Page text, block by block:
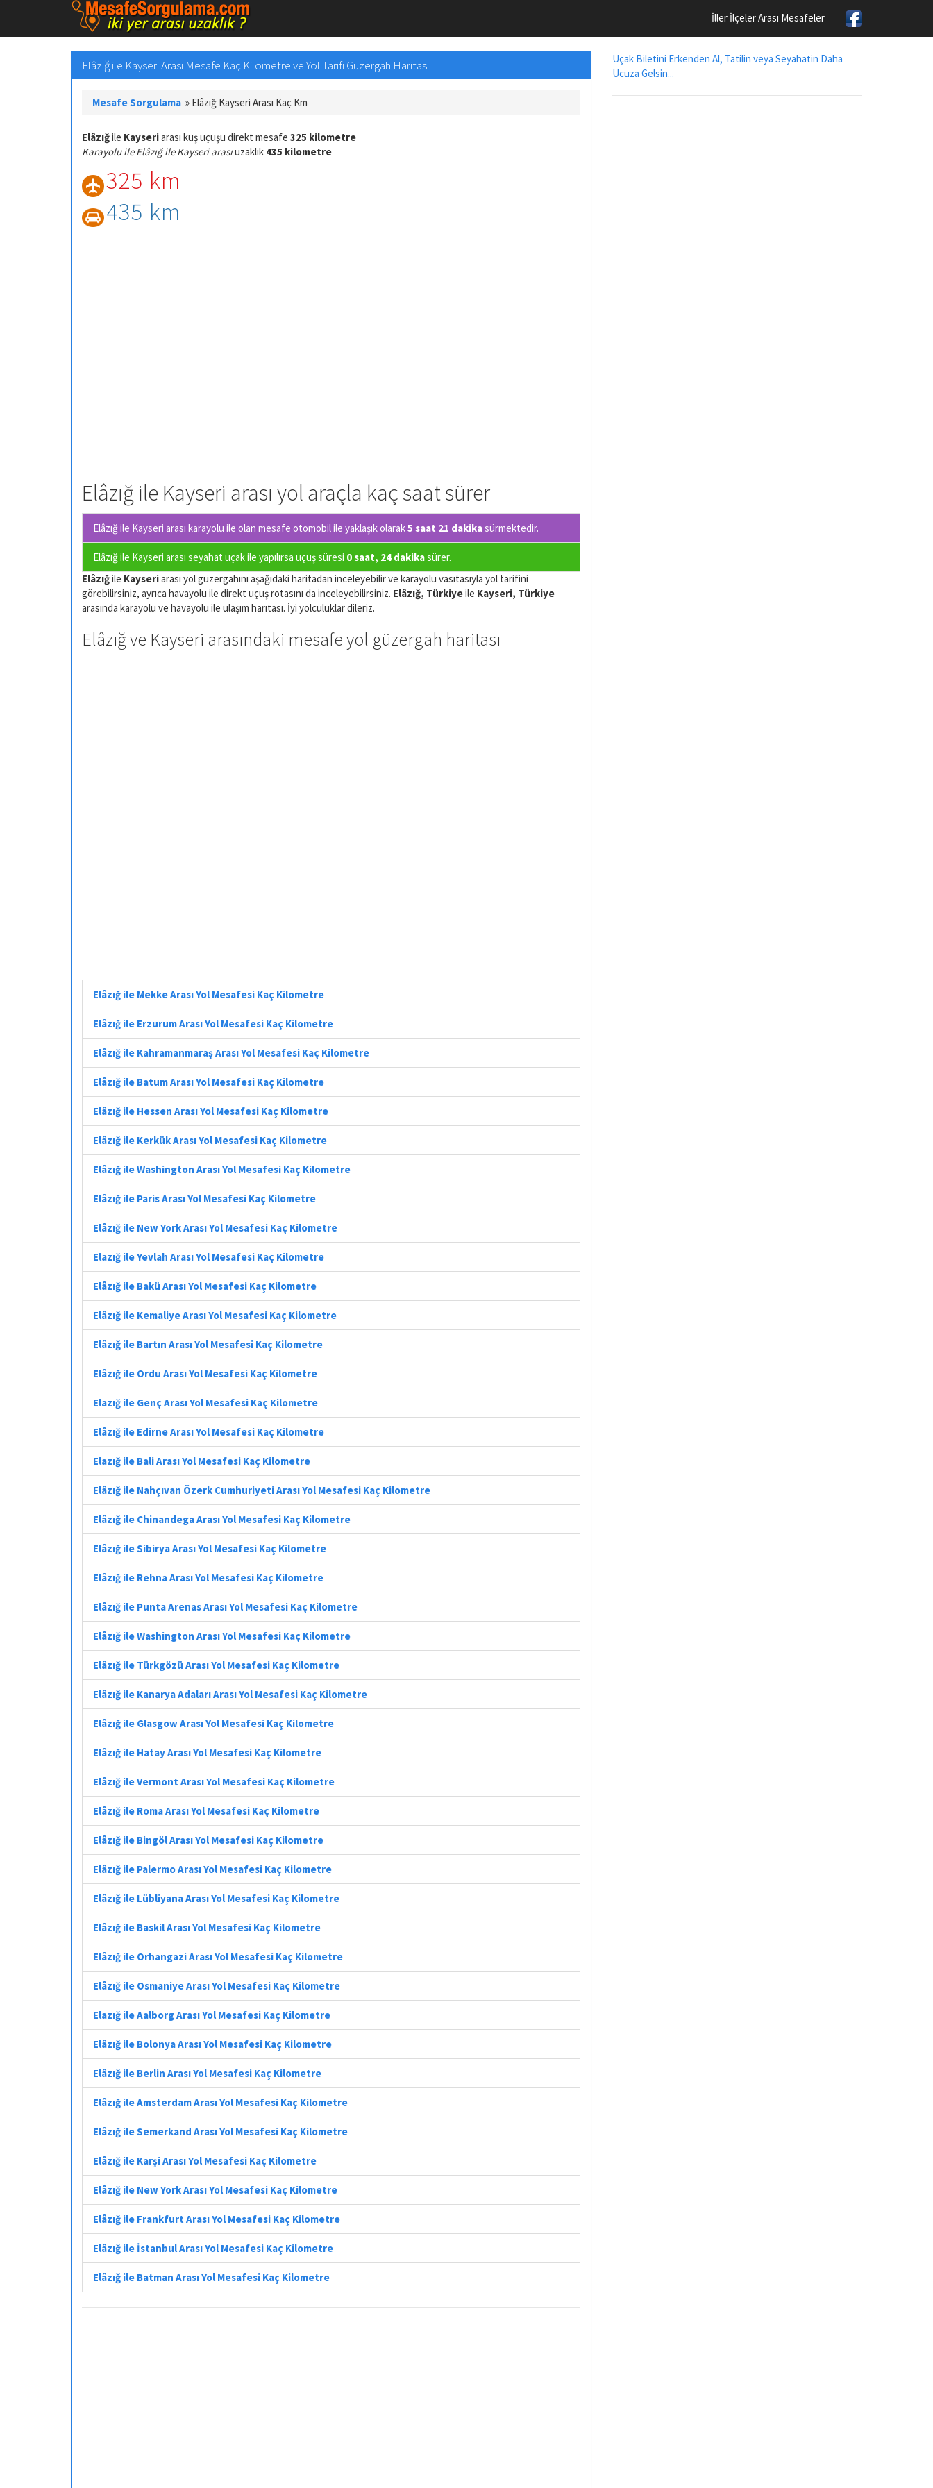
İller İlçeler Arası Mesafeler
Elâzığ ile Kayseri Arası Mesafe Kaç Kilometre ve Yol Tarifi Güzergah Haritası
Mesafe Sorgulama » Elâzığ Kayseri Arası Kaç Km
Elâzığile Kayseriarası kuş uçuşu direkt mesafe 325 kilometre
Karayolu ile Elâzığ ile Kayseri arasıuzaklık 435 kilometre
325 km
435 km
Elâzığ ile Kayseri arası yol araçla kaç saat sürer
Elâzığ ile Kayseri arası karayolu ile olan mesafe otomobil ile yaklaşık olarak5 saat 21 dakikasürmektedir.
Elâzığ ile Kayseri arası seyahat uçak ile yapılırsa uçuş süresi 0 saat, 24 dakikasürer.
Elâzığile Kayseriarası yol güzergahını aşağıdaki haritadan inceleyebilir ve karayolu vasıtasıyla yol tarifini
görebilirsiniz, ayrıca havayolu ile direkt uçuş rotasını da inceleyebilirsiniz. Elâzığ, Türkiyeile Kayseri, Türkiye
arasında karayolu ve havayolu ile ulaşım harıtası. İyi yolculuklar dileriz.
Elâzığ ve Kayseri arasındaki mesafe yol güzergah haritası
Elâzığ ile Mekke Arası Yol Mesafesi Kaç Kilometre
Elâzığ ile Erzurum Arası Yol Mesafesi Kaç Kilometre
Elâzığ ile Kahramanmaraş Arası Yol Mesafesi Kaç Kilometre
Elâzığ ile Batum Arası Yol Mesafesi Kaç Kilometre
Elâzığ ile Hessen Arası Yol Mesafesi Kaç Kilometre
Elâzığ ile Kerkük Arası Yol Mesafesi Kaç Kilometre
Elâzığ ile Washington Arası Yol Mesafesi Kaç Kilometre
Elâzığ ile Paris Arası Yol Mesafesi Kaç Kilometre
Elâzığ ile New York Arası Yol Mesafesi Kaç Kilometre
Elazığ ile Yevlah Arası Yol Mesafesi Kaç Kilometre
Elâzığ ile Bakü Arası Yol Mesafesi Kaç Kilometre
Elâzığ ile Kemaliye Arası Yol Mesafesi Kaç Kilometre
Elâzığ ile Bartın Arası Yol Mesafesi Kaç Kilometre
Elâzığ ile Ordu Arası Yol Mesafesi Kaç Kilometre
Elazığ ile Genç Arası Yol Mesafesi Kaç Kilometre
Elâzığ ile Edirne Arası Yol Mesafesi Kaç Kilometre
Elazığ ile Bali Arası Yol Mesafesi Kaç Kilometre
Elâzığ ile Nahçıvan Özerk Cumhuriyeti Arası Yol Mesafesi Kaç Kilometre
Elâzığ ile Chinandega Arası Yol Mesafesi Kaç Kilometre
Elâzığ ile Sibirya Arası Yol Mesafesi Kaç Kilometre
Elâzığ ile Rehna Arası Yol Mesafesi Kaç Kilometre
Elâzığ ile Punta Arenas Arası Yol Mesafesi Kaç Kilometre
Elâzığ ile Washington Arası Yol Mesafesi Kaç Kilometre
Elâzığ ile Türkgözü Arası Yol Mesafesi Kaç Kilometre
Elâzığ ile Kanarya Adaları Arası Yol Mesafesi Kaç Kilometre
Elâzığ ile Glasgow Arası Yol Mesafesi Kaç Kilometre
Elâzığ ile Hatay Arası Yol Mesafesi Kaç Kilometre
Elâzığ ile Vermont Arası Yol Mesafesi Kaç Kilometre
Elâzığ ile Roma Arası Yol Mesafesi Kaç Kilometre
Elâzığ ile Bingöl Arası Yol Mesafesi Kaç Kilometre
Elâzığ ile Palermo Arası Yol Mesafesi Kaç Kilometre
Elâzığ ile Lübliyana Arası Yol Mesafesi Kaç Kilometre
Elâzığ ile Baskil Arası Yol Mesafesi Kaç Kilometre
Elâzığ ile Orhangazi Arası Yol Mesafesi Kaç Kilometre
Elâzığ ile Osmaniye Arası Yol Mesafesi Kaç Kilometre
Elazığ ile Aalborg Arası Yol Mesafesi Kaç Kilometre
Elâzığ ile Bolonya Arası Yol Mesafesi Kaç Kilometre
Elâzığ ile Berlin Arası Yol Mesafesi Kaç Kilometre
Elâzığ ile Amsterdam Arası Yol Mesafesi Kaç Kilometre
Elâzığ ile Semerkand Arası Yol Mesafesi Kaç Kilometre
Elâzığ ile Karşi Arası Yol Mesafesi Kaç Kilometre
Elâzığ ile New York Arası Yol Mesafesi Kaç Kilometre
Elâzığ ile Frankfurt Arası Yol Mesafesi Kaç Kilometre
Elâzığ ile İstanbul Arası Yol Mesafesi Kaç Kilometre
Elâzığ ile Batman Arası Yol Mesafesi Kaç Kilometre
Uçak Biletini Erkenden Al, Tatilin veya Seyahatin Daha
Ucuza Gelsin...